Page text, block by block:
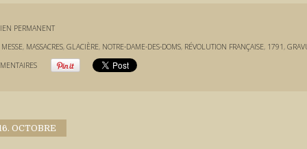
PERMANENT
MESSE, MASSACRES, GLACIÈRE, NOTRE-DAME-DES-DOMS, RÉVOLUTION FRANÇAISE, 1791,
OCTOBRE